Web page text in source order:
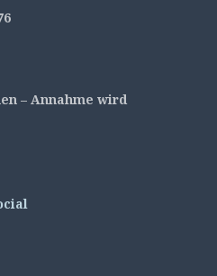
– Annahme wird